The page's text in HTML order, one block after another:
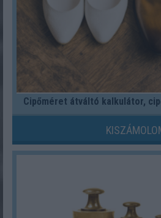
Cipőméret átváltó kalkulátor,